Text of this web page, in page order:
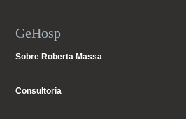
GeHosp
Sobre Roberta Massa
Consultoria